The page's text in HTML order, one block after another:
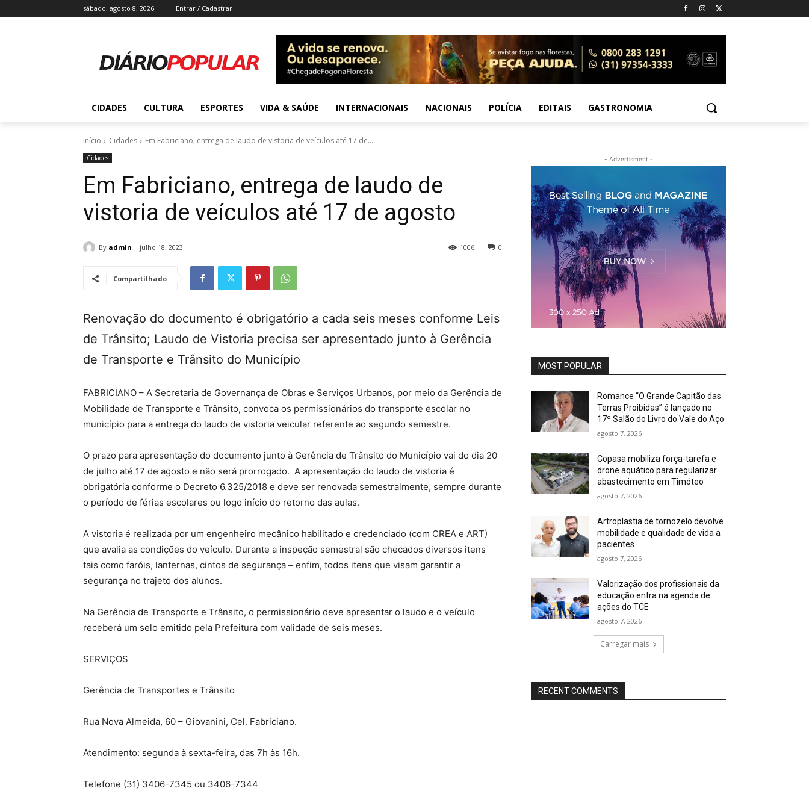
sábado, agosto 8, 2026 Entrar / Cadastrar
CIDADES CULTURA ESPORTES VIDA & SAÚDE INTERNACIONAIS NACIONAIS POLÍCIA EDITAIS GASTRONOMIA
Início Cidades Em Fabriciano, entrega de laudo de vistoria de veículos até 17 de...
Cidades
Em Fabriciano, entrega de laudo de
vistoria de veículos até 17 de agosto
By admin julho 18, 2023 0
1006
Compartilhado
Renovação do documento é obrigatório a cada seis meses conforme Leis
de Trânsito; Laudo de Vistoria precisa ser apresentado junto à Gerência
de Transporte e Trânsito do Município
FABRICIANO – A Secretaria de Governança de Obras e Serviços Urbanos, por meio da Gerência de
Mobilidade de Transporte e Trânsito, convoca os permissionários do transporte escolar no
município para a entrega do laudo de vistoria veicular referente ao segundo semestre.
O prazo para apresentação do documento junto à Gerência de Trânsito do Município vai do dia 20
de julho até 17 de agosto e não será prorrogado. A apresentação do laudo de vistoria é
obrigatória conforme o Decreto 6.325/2018 e deve ser renovada semestralmente, sempre durante
o período de férias escolares ou logo início do retorno das aulas.
A vistoria é realizada por um engenheiro mecânico habilitado e credenciado (com CREA e ART)
que avalia as condições do veículo. Durante a inspeção semestral são checados diversos itens
tais como faróis, lanternas, cintos de segurança – enfim, todos itens que visam garantir a
segurança no trajeto dos alunos.
Na Gerência de Transporte e Trânsito, o permissionário deve apresentar o laudo e o veículo
receberá um selo emitido pela Prefeitura com validade de seis meses.
SERVIÇOS
Gerência de Transportes e Trânsito
Rua Nova Almeida, 60 – Giovanini, Cel. Fabriciano.
Atendimento: segunda à sexta-feira, das 7h às 16h.
Telefone (31) 3406-7345 ou 3406-7344
- Advertisment -
MOST POPULAR
Romance “O Grande Capitão das
Terras Proibidas” é lançado no
17º Salão do Livro do Vale do Aço
agosto 7, 2026
Copasa mobiliza força-tarefa e
drone aquático para regularizar
abastecimento em Timóteo
agosto 7, 2026
Artroplastia de tornozelo devolve
mobilidade e qualidade de vida a
pacientes
agosto 7, 2026
Valorização dos profissionais da
educação entra na agenda de
ações do TCE
agosto 7, 2026
Carregar mais
RECENT COMMENTS